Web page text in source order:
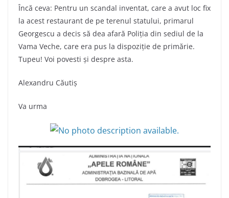
Încă ceva: Pentru un scandal inventat, care a avut loc fix
la acest restaurant de pe terenul statului, primarul
Georgescu a decis să dea afară Poliția din sediul de la
Vama Veche, care era pus la dispoziție de primărie.
Tupeu! Voi povesti și despre asta.
Alexandru Căutiș
Va urma